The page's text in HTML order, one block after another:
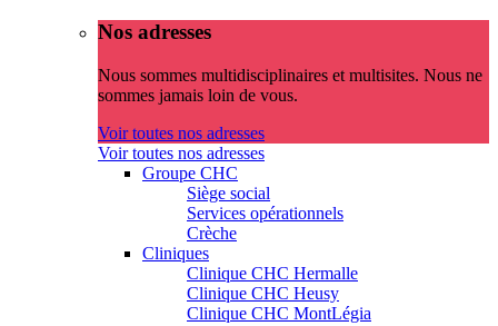
Nos adresses
Nous sommes multidisciplinaires et multisites. Nous ne
sommes jamais loin de vous.
Voir toutes nos adresses
Voir toutes nos adresses
Groupe CHC
Siège social
Services opérationnels
Crèche
Cliniques
Clinique CHC Hermalle
Clinique CHC Heusy
Clinique CHC MontLégia